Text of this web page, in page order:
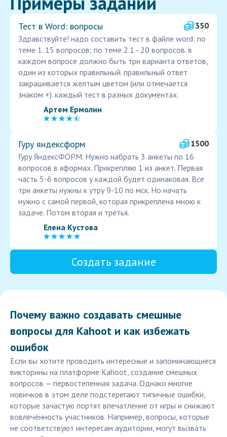
Тест в Word: вопросы
350
Здравствуйте! надо составить тест в файле word: по
теме 1. 15 вопросов; по теме 2.1 - 20 вопросов. в
каждом вопросе должно быть три варианта ответов,
один из которых правильный. правильный ответ
закрашивается желтым цветом (или отмечается
знаком +). каждый тест в разных документах.
Артем Ермолин
Гуру яндексформ
1500
Гуру ЯндексФОРМ. Нужно набрать 3 анкеты по 16
вопросов в яформах. Прикрепляю 1 из анкет. Первая
часть 5-6 вопросов у каждой будет одинаковая. Все
три анкеты нужны к утру 9-10 по мск. Но начать
нужно с самой первой, которая прикреплена мною к
задаче. Потом вторая и третья.
Елена Кустова
Создать задание
Почему важно создавать смешные
вопросы для Kahoot и как избежать
ошибок
Если вы хотите проводить интересные и запоминающиеся
викторины на платформе Kahoot, создание смешных
вопросов — первостепенная задача. Однако многие
новичков в этом деле подстерегают типичные ошибки,
которые зачастую портят впечатление от игры и снижают
вовлечённость участников. Например, вопросы, которые
не соответствуют интересам аудитории, могут вызвать